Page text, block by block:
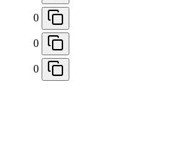
0
0
0